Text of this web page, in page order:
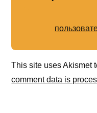
This site uses Akismet
comment data is